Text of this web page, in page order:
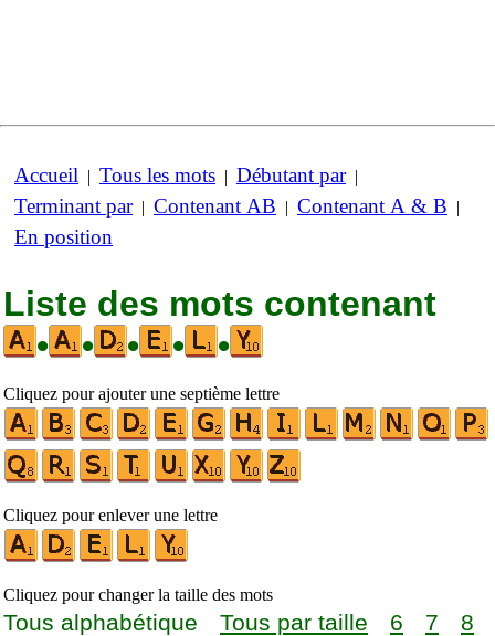
Accueil | Tous les mots | Débutant par|
Terminant par| Contenant AB | Contenant A & B |
En position
Liste des mots contenant
•
• • • •
Cliquez pour ajouter une septième lettre
Cliquez pour enlever une lettre
Cliquez pour changer la taille des mots
Tous alphabétique Tous par taille 6 7
8